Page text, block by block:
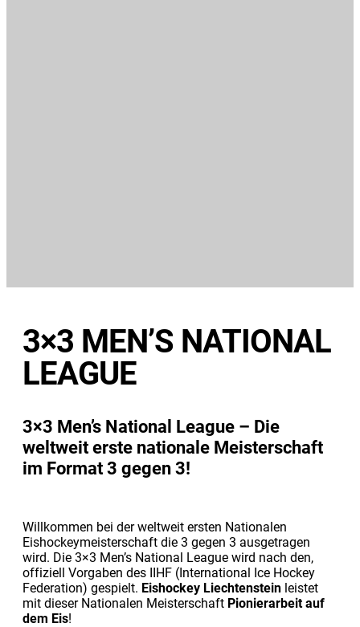
3×3 MEN’S NATIONAL
LEAGUE
3×3 Men’s National League – Die
weltweit erste nationale Meisterschaft
im Format 3 gegen 3!
Willkommen bei der weltweit ersten Nationalen
Eishockeymeisterschaft die 3 gegen 3 ausgetragen
wird. Die 3×3 Men’s National League wird nach den,
offiziell Vorgaben des IIHF (International Ice Hockey
Federation) gespielt. Eishockey Liechtenstein leistet
mit dieser Nationalen Meisterschaft Pionierarbeit auf
dem Eis!